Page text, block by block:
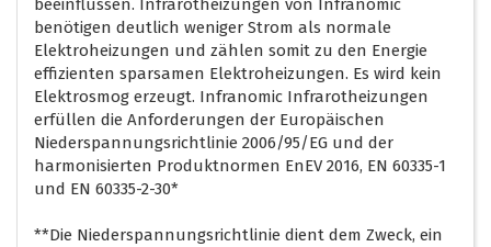
beeinflussen. Infrarotheizungen von Infranomic
benötigen deutlich weniger Strom als normale
Elektroheizungen und zählen somit zu den Energie
effizienten sparsamen Elektroheizungen. Es wird kein
Elektrosmog erzeugt. Infranomic Infrarotheizungen
erfüllen die Anforderungen der Europäischen
Niederspannungsrichtlinie 2006/95/EG und der
harmonisierten Produktnormen EnEV 2016, EN 60335-1
und EN 60335-2-30*
**Die Niederspannungsrichtlinie dient dem Zweck, ein